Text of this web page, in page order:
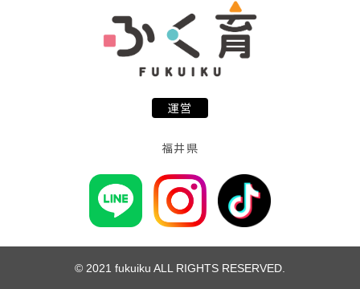
運営
福井県
© 2021 fukuiku ALL RIGHTS RESERVED.